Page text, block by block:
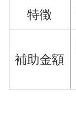
特徴
補助金額